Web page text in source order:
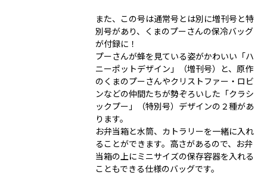
また、この号は通常号とは別に増刊号と特
別号があり、くまのプーさんの保冷バッグ
が付録に！
プーさんが蜂を見ている姿がかわいい「ハ
ニーポットデザイン」（増刊号）と、原作
のくまのプーさんやクリストファー・ロビ
ンなどの仲間たちが勢ぞろいした「クラシ
ックプー」（特別号）デザインの２種があ
ります。
お弁当箱と水筒、カトラリーを一緒に入れ
ることができます。高さがあるので、お弁
当箱の上にミニサイズの保存容器を入れる
こともできる仕様のバッグです。